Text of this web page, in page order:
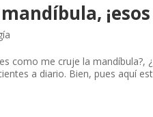
como me cruje la mandíbula?,
a diario. Bien, pues aquí